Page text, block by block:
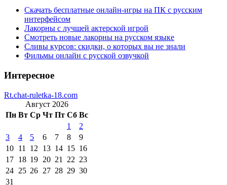
Скачать бесплатные онлайн-игры на ПК с русским
интерфейсом
Лакорны с лучшей актерской игрой
Смотреть новые лакорны на русском языке
Сливы курсов: скидки, о которых вы не знали
Фильмы онлайн с русской озвучкой
Интересное
Rt.chat-ruletka-18.com
Август 2026
Пн Вт Ср Чт Пт Сб Вс
1
2
3
4 5 6 7 8
9
10 11 12 13 14 15 16
17 18 19 20 21 22 23
24 25 26 27 28 29 30
31